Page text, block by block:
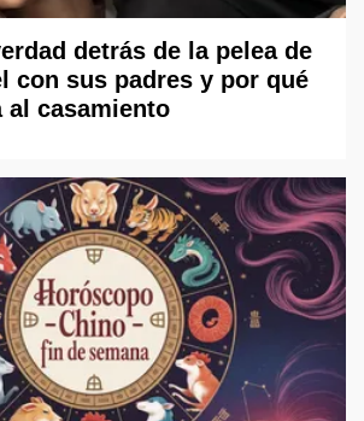
detrás de la pelea de
con sus padres y por qué
casamiento